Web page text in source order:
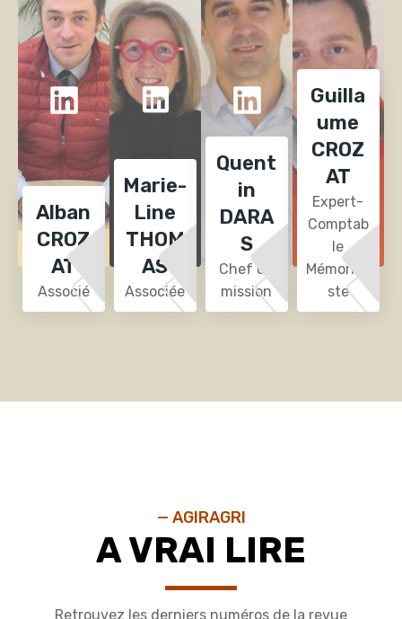
Alban
CROZ
AT
Associé
Marie-
Line
THOM
AS
Associée
Quent
in
DARA
S
Chef de
mission
Guilla
ume
CROZ
AT
Expert-
Comptab
le
Mémoriali
ste
— AGIRAGRI
A VRAI LIRE
Retrouvez les derniers numéros de la revue